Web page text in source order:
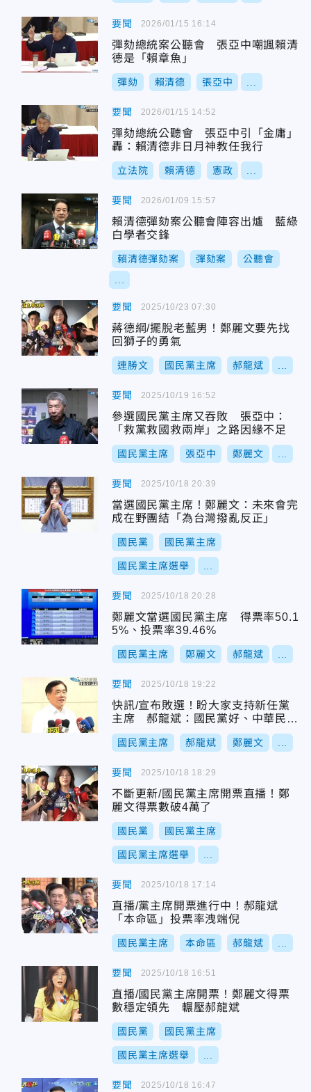
要聞
彈劾總統案公聽會 張亞中嘲諷賴清
德是「賴章魚」
彈劾 賴清德 張亞中
2026/01/15 16:14
要聞
彈劾總統公聽會 張亞中引「金庸」
轟：賴清德非日月神教任我行
立法院 賴清德 憲政
2026/01/15 14:52
要聞
賴清德彈劾案公聽會陣容出爐 藍綠
白學者交鋒
賴清德彈劾案 彈劾案 公聽會
2026/01/09 15:57
要聞
蔣德綱/擺脫老藍男！鄭麗文要先找
回獅子的勇氣
連勝文 國民黨主席 郝龍斌
2025/10/23 07:30
要聞
參選國民黨主席又吞敗 張亞中：
「救黨救國救兩岸」之路因緣不足
國民黨主席 張亞中 鄭麗文
2025/10/19 16:52
要聞
當選國民黨主席！鄭麗文：未來會完
成在野團結「為台灣撥亂反正」
國民黨 國民黨主席
國民黨主席選舉
2025/10/18 20:39
要聞
鄭麗文當選國民黨主席 得票率50.1
5%、投票率39.46%
國民黨主席 鄭麗文 郝龍斌
2025/10/18 20:28
要聞
快訊/宣布敗選！盼大家支持新任黨
主席 郝龍斌：國民黨好、中華民國
才會好
國民黨主席 郝龍斌 鄭麗文
2025/10/18 19:22
要聞
不斷更新/國民黨主席開票直播！鄭
麗文得票數破4萬了
國民黨 國民黨主席
國民黨主席選舉
2025/10/18 18:29
要聞
直播/黨主席開票進行中！郝龍斌
「本命區」投票率洩端倪
國民黨主席 本命區 郝龍斌
2025/10/18 17:14
要聞
直播/國民黨主席開票！鄭麗文得票
數穩定領先 輾壓郝龍斌
國民黨 國民黨主席
國民黨主席選舉
2025/10/18 16:51
要聞 2025/10/18 16:47